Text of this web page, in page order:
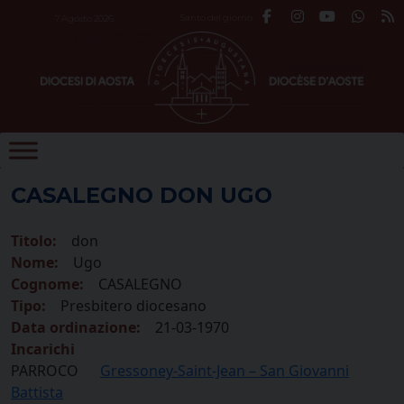
CASALEGNO DON UGO
Titolo:
don
Nome:
Ugo
Cognome:
CASALEGNO
Tipo:
Presbitero diocesano
Data ordinazione:
21-03-1970
Incarichi
PARROCO
Gressoney-Saint-Jean – San Giovanni
Battista